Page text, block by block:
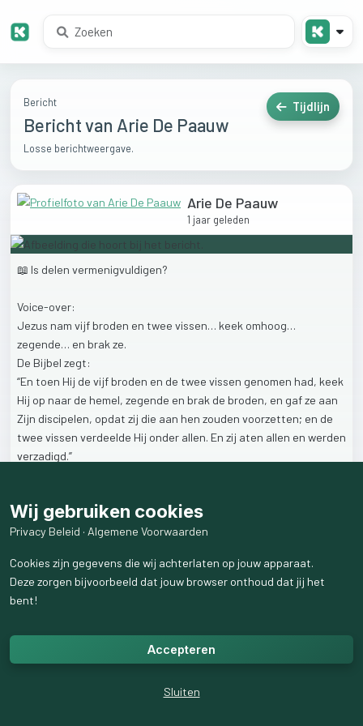
Bericht
Bericht van Arie De Paauw
Losse berichtweergave.
Tijdlijn
Arie De Paauw
1 jaar geleden
📖 Is delen vermenigvuldigen?
Voice-over:
Jezus nam vijf broden en twee vissen… keek omhoog…
zegende… en brak ze.
De Bijbel zegt:
“En toen Hij de vijf broden en de twee vissen genomen had, keek
Hij op naar de hemel, zegende en brak de broden, en gafze aan
Zijn discipelen, opdat zij die aan hen zouden voorzetten; en de
twee vissen verdeelde Hij onder allen. En zij aten allen en werden
verzadigd.”
Daar stondenzedan.
Twaalfdiscipelen.
Tweeeen vis.
Entóchwerdenduizendenmensenverzadigd.
https://preachingdrummer.wordpress.com/2025/06/22/%f0%9f
Hetwondergebeurdenietvóórhetuitdelen…
Wij gebruiken cookies
Privacy Beleid · Algemene Voorwaarden
Cookies zijn gegevens die wij achterlaten op jouw apparaat.
Deze zorgen bijvoorbeeld dat jouw browser onthoud dat jij het
bent!
Accepteren
Sluiten